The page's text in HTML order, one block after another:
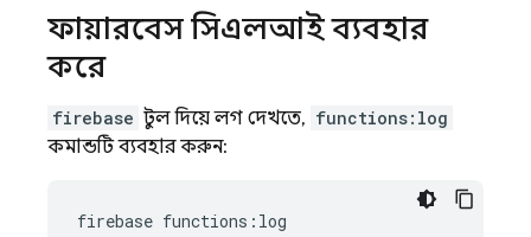
ফায়ারবেস সিএলআই ব্যবহার
করে
firebase টুল দিয়ে লগ দেখতে, functions:log
কমান্ডটি ব্যবহার করুন: